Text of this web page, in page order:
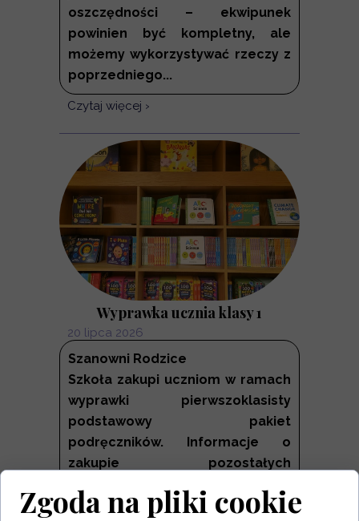
oszczędności – ekwipunek
powinien być kompletny, ale
możemy wykorzystywać rzeczy z
poprzedniego...
Czytaj więcej ›
Wyprawka ucznia klasy 1
20 lipca 2026
Szanowni Rodzice
Szkoła zakupi uczniom w ramach
wyprawki pierwszoklasisty
podstawowy pakiet
podręczników. Informacje o
zakupie pozostałych
wychowawczyni...
Zgoda na pliki cookie